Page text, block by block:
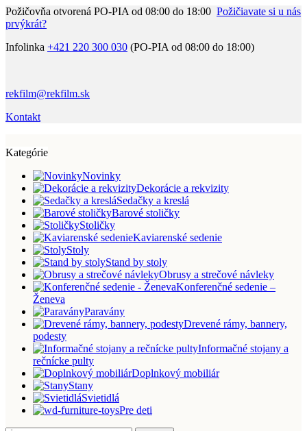
Požičovňa otvorená PO-PIA od 08:00 do 18:00 Požičiavate si u nás
prvýkrát?
Infolinka +421 220 300 030 (PO-PIA od 08:00 do 18:00)
rekfilm@rekfilm.sk
Kontakt
Kategórie
Novinky
Dekorácie a rekvizity
Sedačky a kreslá
Barové stoličky
Stoličky
Kaviarenské sedenie
Stoly
Stand by stoly
Obrusy a strečové návleky
Konferenčné sedenie –
Ženeva
Paravány
Drevené rámy, bannery,
podesty
Informačné stojany a
rečnícke pulty
Doplnkový mobiliár
Stany
Svietidlá
Pre deti